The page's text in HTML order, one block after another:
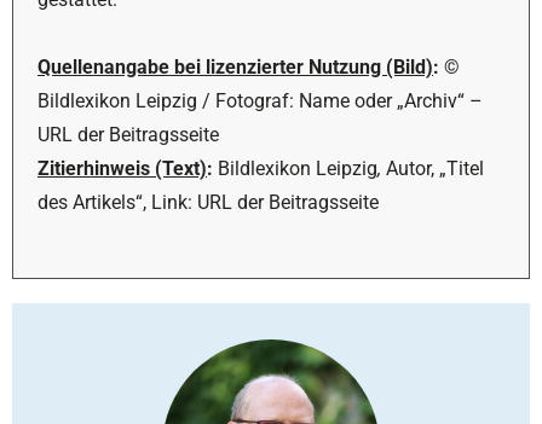
Quellenangabe bei lizenzierter Nutzung (Bild): ©
Bildlexikon Leipzig / Fotograf: Name oder „Archiv“ –
URL der Beitragsseite
Zitierhinweis (Text): Bildlexikon Leipzig, Autor, „Titel
des Artikels“, Link: URL der Beitragsseite